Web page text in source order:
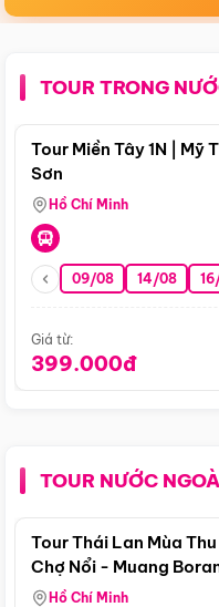
TOUR TRONG
Tour Miền Tây 1N | Mỹ
Sơn
Hồ Chí Minh
09/08 14/08
Giá từ:
399.000đ
TOUR NƯỚC
Tour Thái Lan Mùa
Chợ Nổi - Muang
Airlines)
Hồ Chí Minh